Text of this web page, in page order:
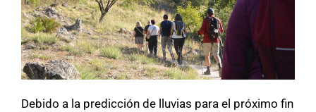
Debido a la predicción de lluvias para el próximo fin